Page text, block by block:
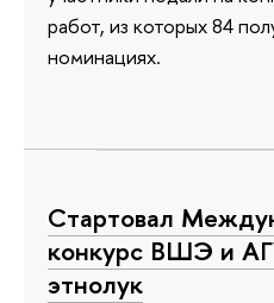
работ, из которых 84
номинациях.
Cтартовал
конкурс ВШЭ и
этнолук